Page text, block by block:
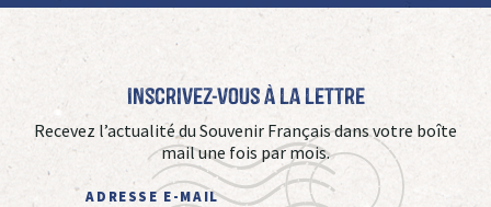
Inscrivez-vous à La Lettre
Recevez l’actualité du Souvenir Français dans votre boîte
mail une fois par mois.
ADRESSE E-MAIL